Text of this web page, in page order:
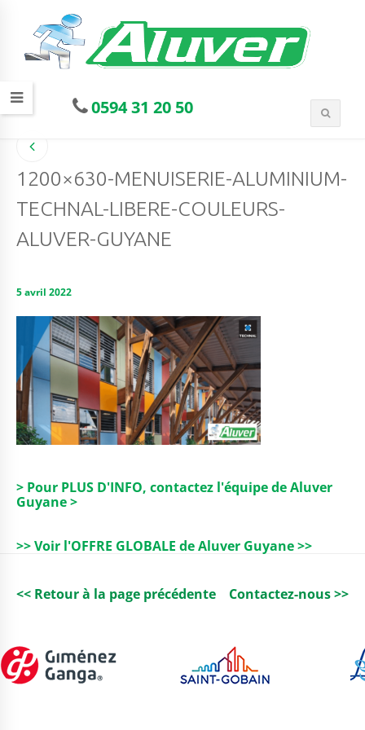
0594 31 20 50
1200×630-MENUISERIE-ALUMINIUM-
TECHNAL-LIBERE-COULEURS-
ALUVER-GUYANE
5 avril 2022
> Pour PLUS D'INFO, contactez l'équipe de Aluver
Guyane >
>> Voir l'OFFRE GLOBALE de Aluver Guyane >>
<< Retour à la page précédente Contactez-nous >>